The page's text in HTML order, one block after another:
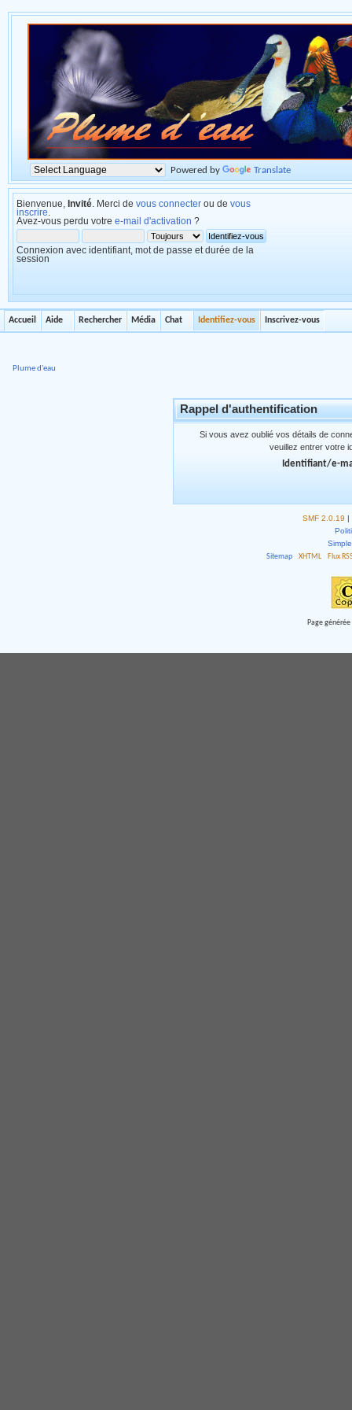
Powered by Translate
Bienvenue, Invité . Merci de vous connecter ou de vous
inscrire
Avez-vous perdu votre e-mail d'activation ?
Connexion avec identifiant, mot de passe et durée de la
session
Accueil Aide Rechercher Média Chat Identifiez-vous Inscrivez-vous
Plume d'eau
Rappel d'authentification
Si vous avez oublié vos détails de
veuillez entrer votre
Identifiant/e-
SMF 2.0.19 |
Sitemap
XHTML Flux
Page